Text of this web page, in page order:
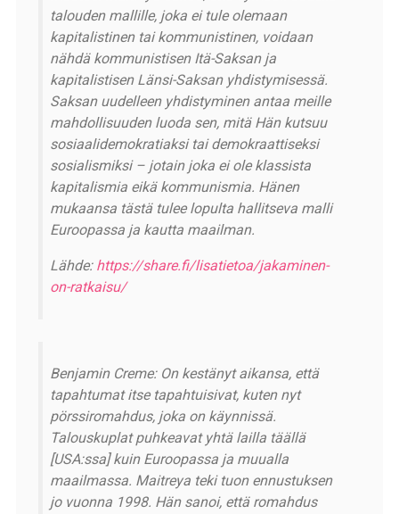
talouden mallille, joka ei tule olemaan
kapitalistinen tai kommunistinen, voidaan
nähdä kommunistisen Itä-Saksan ja
kapitalistisen Länsi-Saksan yhdistymisessä.
Saksan uudelleen yhdistyminen antaa meille
mahdollisuuden luoda sen, mitä Hän kutsuu
sosiaalidemokratiaksi tai demokraattiseksi
sosialismiksi – jotain joka ei ole klassista
kapitalismia eikä kommunismia. Hänen
mukaansa tästä tulee lopulta hallitseva malli
Euroopassa ja kautta maailman.
Lähde: https://share.fi/lisatietoa/jakaminen-
on-ratkaisu/
Benjamin Creme: On kestänyt aikansa, että
tapahtumat itse tapahtuisivat, kuten nyt
pörssiromahdus, joka on käynnissä.
Talouskuplat puhkeavat yhtä lailla täällä
[USA:ssa] kuin Euroopassa ja muualla
maailmassa. Maitreya teki tuon ennustuksen
jo vuonna 1998. Hän sanoi, että romahdus